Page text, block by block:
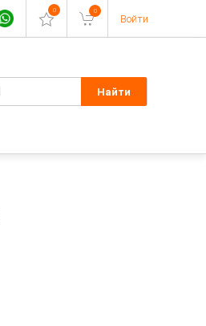
0 0
Войти